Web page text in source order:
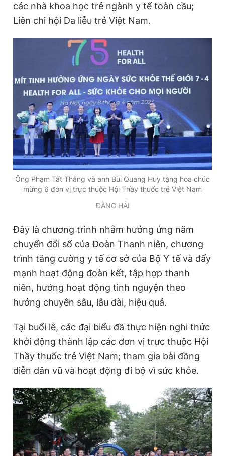
các nhà khoa học trẻ ngành y tế toàn cầu;
Liên chi hội Da liễu trẻ Việt Nam.
Ông Phạm Tất Thắng và anh Bùi Quang Huy tặng hoa chúc
mừng 6 đơn vị trực thuộc Hội Thầy thuốc trẻ Việt Nam
ĐĂNG HẢI
Đây là chương trình nhằm hưởng ứng năm
chuyển đổi số của Đoàn Thanh niên, chương
trình tăng cường y tế cơ sở của Bộ Y tế và đẩy
mạnh hoạt động đoàn kết, tập hợp thanh
niên, hướng hoạt động tình nguyện theo
hướng chuyên sâu, lâu dài, hiệu quả.
Tại buổi lễ, các đại biểu đã thực hiện nghi thức
khởi động thành lập các đơn vị trực thuộc Hội
Thầy thuốc trẻ Việt Nam; tham gia bài đồng
diễn dân vũ và hoạt động đi bộ vì sức khỏe.